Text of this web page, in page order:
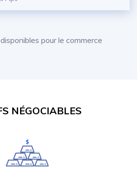
pour le commerce
NÉGOCIABLES